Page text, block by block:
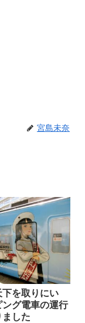
宮島未奈
下を取りにい
ング電車の運行
した